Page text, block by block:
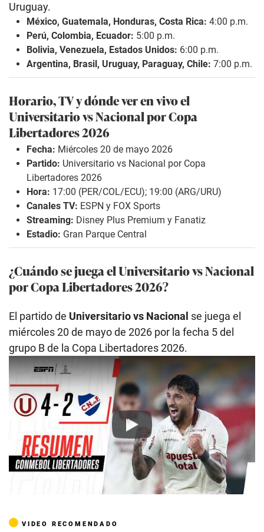
Uruguay.
México, Guatemala, Honduras, Costa Rica: 4:00 p.m.
Perú, Colombia, Ecuador: 5:00 p.m.
Bolivia, Venezuela, Estados Unidos: 6:00 p.m.
Argentina, Brasil, Uruguay, Paraguay, Chile: 7:00 p.m.
Horario, TV y dónde ver en vivo el
Universitario vs Nacional por Copa
Libertadores 2026
Fecha: Miércoles 20 de mayo 2026
Partido: Universitario vs Nacional por Copa
Libertadores 2026
Hora: 17:00 (PER/COL/ECU); 19:00 (ARG/URU)
Canales TV: ESPN y FOX Sports
Streaming: Disney Plus Premium y Fanatiz
Estadio: Gran Parque Central
¿Cuándo se juega el Universitario vs Nacional
por Copa Libertadores 2026?
El partido de Universitario vs Nacional se juega el
miércoles 20 de mayo de 2026 por la fecha 5 del
grupo B de la Copa Libertadores 2026.
Play
VIDEO RECOMENDADO